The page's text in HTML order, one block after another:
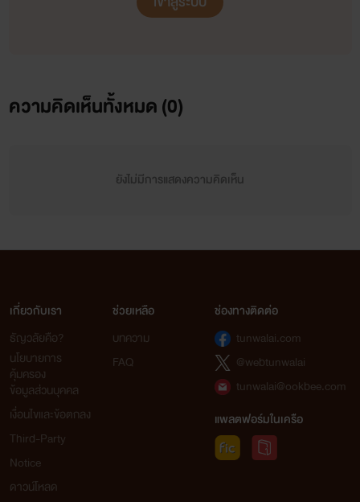
ความคิดเห็นทั้งหมด (0)
ยังไม่มีการแสดงความคิดเห็น
เกี่ยวกับเรา
ธัญวลัยคือ?
นโยบายการ
คุ้มครอง
ข้อมูลส่วนบุคคล
เงื่อนไขและข้อตกลง
Third-Party
Notice
ดาวน์โหลด
ช่วยเหลือ
บทความ
FAQ
ช่องทางติดต่อ
tunwalai.com
@webtunwalai
tunwalai@ookbee.com
แพลตฟอร์มในเครือ